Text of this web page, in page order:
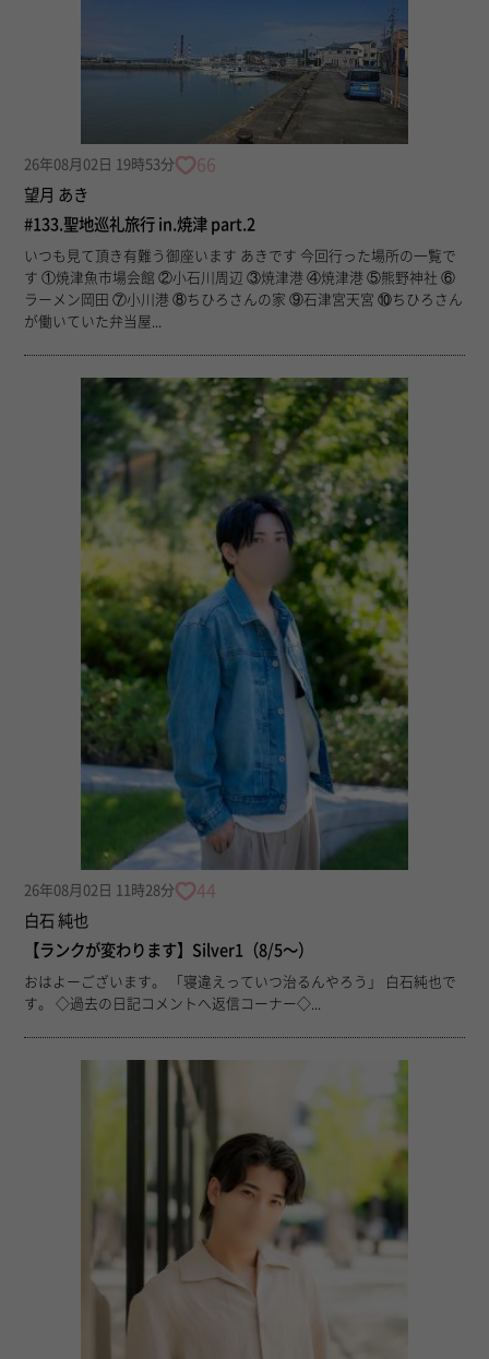
26年08月02日 19時53分 66
望月 あき
#133.聖地巡礼旅行 in.焼津 part.2
いつも見て頂き有難う御座います あきです 今回行った場所の一覧で
す ①焼津魚市場会館 ②小石川周辺 ③焼津港 ④焼津港 ⑤熊野神社 ⑥
ラーメン岡田 ⑦小川港 ⑧ちひろさんの家 ⑨石津宮天宮 ⑩ちひろさん
が働いていた弁当屋...
26年08月02日 11時28分 44
白石 純也
【ランクが変わります】Silver1（8/5〜）
おはよーございます。 「寝違えっていつ治るんやろう」 白石純也で
す。 ◇過去の日記コメントへ返信コーナー◇...